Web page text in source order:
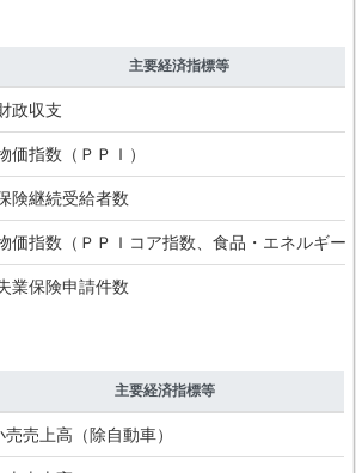
主要経済指標等
政収支
価指数（ＰＰＩ）
険継続受給者数
価指数（ＰＰＩコア指数、食品・エネルギー
業保険申請件数
主要経済指標等
売売上高（除自動車）